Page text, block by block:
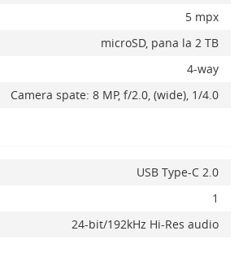
5 mpx
microSD, pana la 2 TB
4-way
Camera spate: 8 MP, f/2.0, (wide), 1/4.0
USB Type-C 2.0
1
24-bit/192kHz Hi-Res audio
x